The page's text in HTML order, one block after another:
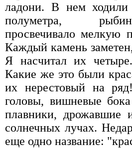
ладони. В нем ходили
полуметра,
просвечивало мелкую
Каждый камень
Я насчитал их
Какие же это были
их нерестовый на
головы, вишневые
плавники, дрожавшие
солнечных лучах.
еще одно название: